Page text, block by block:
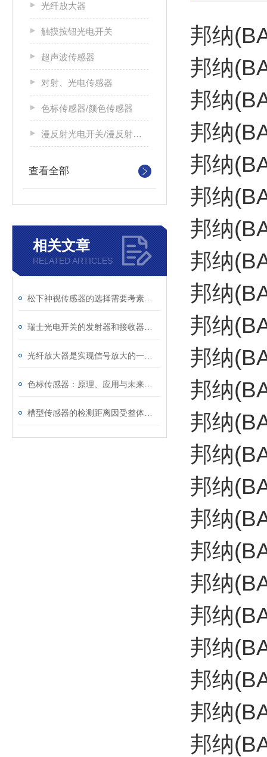
光纤放大器
触摸按钮光电开关
超声波传感器
对射、光电传感器
色标传感器/颜色传感器
漫反射光电开关/漫反射光电传感器
查看全部
相关文章
RELATED ARTICLES
邦纳
邦纳
邦纳
邦纳
邦纳
邦纳
邦纳
邦纳
邦纳
邦纳
邦纳
邦纳
邦纳
邦纳
邦纳
邦纳
邦纳
邦纳
邦纳
邦纳
邦纳
邦纳
邦纳